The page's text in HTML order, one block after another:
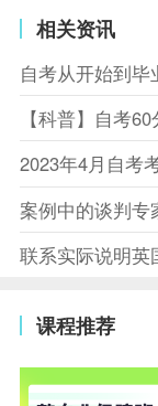
相关资讯
自考从开始到毕
【科普】自考
2023年4月自考
案例中的谈判
联系实际说明英
课程推荐